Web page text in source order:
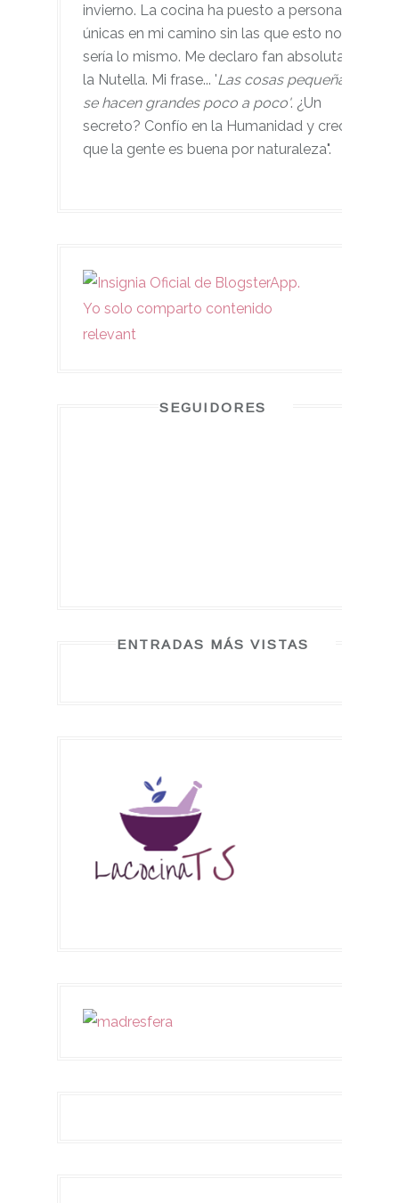
invierno. La cocina ha puesto a personas
únicas en mi camino sin las que esto no
sería lo mismo. Me declaro fan absoluta de
la Nutella. Mi frase... 'Las cosas pequeñas
se hacen grandes poco a poco'. ¿Un
secreto? Confío en la Humanidad y creo
que la gente es buena por naturaleza".
SEGUIDORES
ENTRADAS MÁS VISTAS